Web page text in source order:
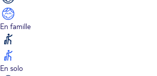
En famille
En solo